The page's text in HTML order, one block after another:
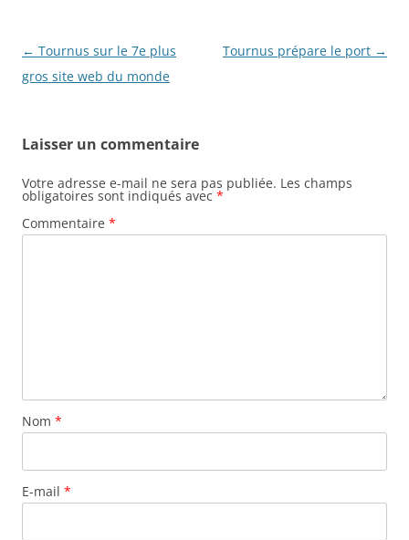
Navigation
des
← Tournus sur le 7e plus
gros site web du monde
Tournus prépare le port →
Laisser un commentaire
Votre adresse e-mail ne sera pas publiée. Les champs
obligatoires sont indiqués avec *
Commentaire *
Nom *
E-mail *